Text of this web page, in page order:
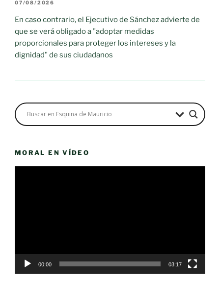
07/08/2026
En caso contrario, el Ejecutivo de Sánchez advierte de
que se verá obligado a "adoptar medidas
proporcionales para proteger los intereses y la
dignidad" de sus ciudadanos
MORAL EN VÍDEO
00:00 03:17